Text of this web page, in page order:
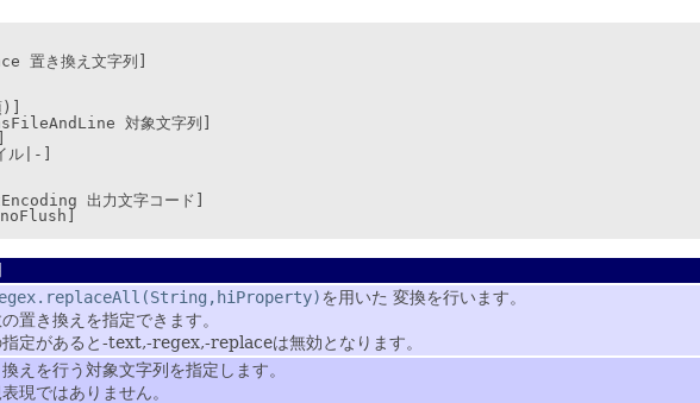
置き換え文字列]
対象文字列]
|-]
出力文字コード]
を用いた 変換を行います。
置き換えを指定できます。
指定があると-text,-regex,-replaceは無効となります。
えを行う対象文字列を指定します。
現ではありません。